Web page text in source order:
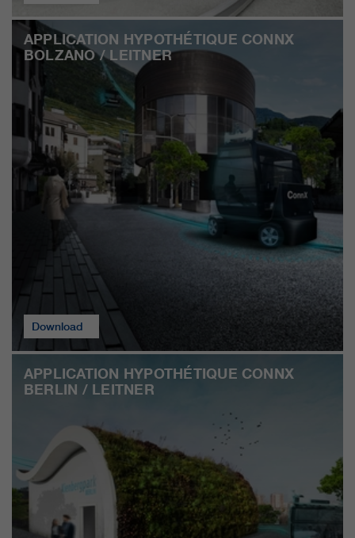
APPLICATION HYPOTHÉTIQUE CONNX
BOLZANO / LEITNER
Download
APPLICATION HYPOTHÉTIQUE CONNX
BERLIN / LEITNER